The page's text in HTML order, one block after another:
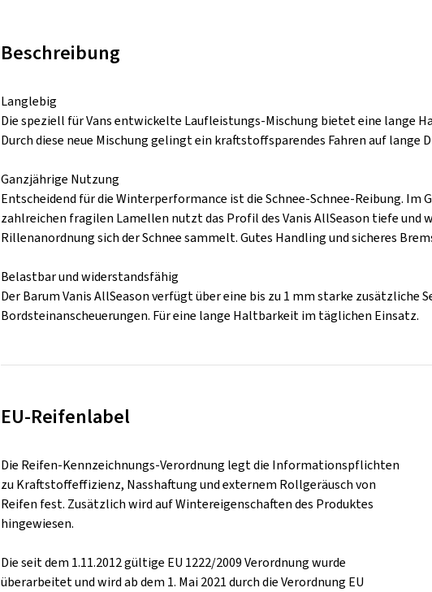
Beschreibung
Langlebig
Die speziell für Vans entwickelte Laufleistungs-Mischung bietet eine lange
Durch diese neue Mischung gelingt ein kraftstoffsparendes Fahren auf lange
Ganzjährige Nutzung
Entscheidend für die Winterperformance ist die Schnee-Schnee-Reibung.
zahlreichen fragilen Lamellen nutzt das Profil des Vanis AllSeason tiefe und
Rillenanordnung sich der Schnee sammelt. Gutes Handling und sicheres
Belastbar und widerstandsfähig
Der Barum Vanis AllSeason verfügt über eine bis zu 1 mm starke
Bordsteinanscheuerungen. Für eine lange Haltbarkeit im täglichen Einsatz.
EU-Reifenlabel
Die Reifen-Kennzeichnungs-Verordnung legt die Informationspflichten
zu Kraftstoffeffizienz, Nasshaftung und externem Rollgeräusch von
Reifen fest. Zusätzlich wird auf Wintereigenschaften des Produktes
hingewiesen.
Die seit dem 1.11.2012 gültige EU 1222/2009 Verordnung wurde
überarbeitet und wird ab dem 1. Mai 2021 durch die Verordnung EU